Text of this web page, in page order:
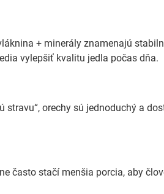
+ minerály znamenajú
vylepšiť kvalitu jedla počas dňa.
orechy sú jednoduchý a
často stačí menšia porcia, aby